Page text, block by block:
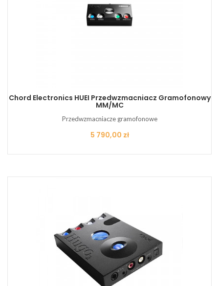
Chord Electronics HUEI Przedwzmacniacz Gramofonowy
MM/MC
Przedwzmacniacze gramofonowe
Cena
5 790,00 zł